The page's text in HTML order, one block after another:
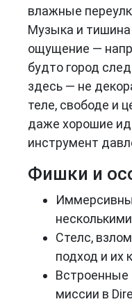
влажные
Музыка и
ощущение —
будто город
здесь — не
теле, свободе и
даже хорошие
инструмент
Фишки и
Стелс,
подход и их
Встроенные
миссии в